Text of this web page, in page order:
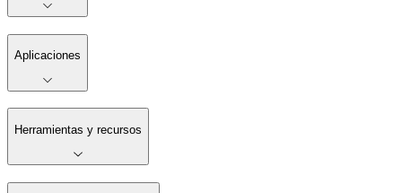
Aplicaciones
Herramientas y recursos